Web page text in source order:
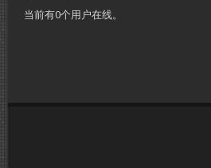
当前有0个用户在线。